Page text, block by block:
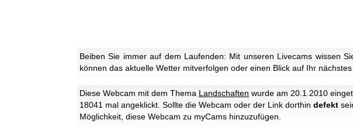
Beiben Sie immer auf dem Laufenden: Mit unseren Livecams wissen
können das aktuelle Wetter mitverfolgen oder einen Blick auf Ihr nächstes
Diese Webcam mit dem Thema Landschaften wurde am 20.1.2010
18041 mal angeklickt. Sollte die Webcam oder der Link dorthin defekt
Möglichkeit, diese Webcam zu myCams hinzuzufügen.